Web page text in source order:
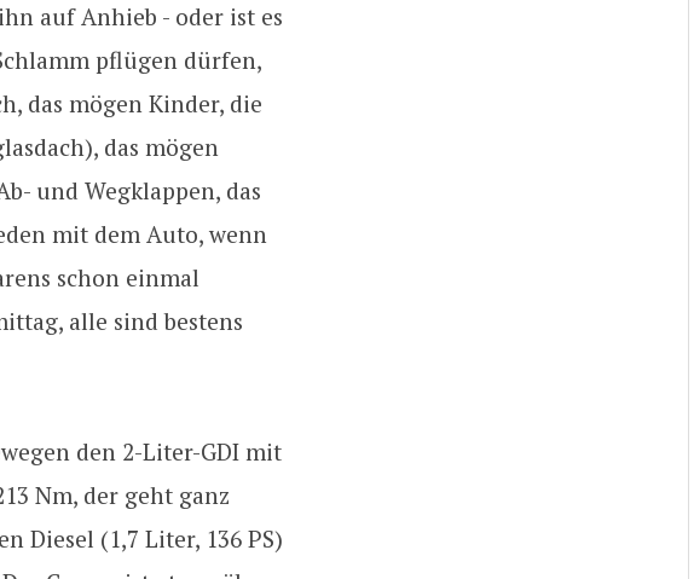
auf Anhieb - oder ist es
pflügen dürfen,
das mögen Kinder, die
das mögen
und Wegklappen, das
mit dem Auto, wenn
schon einmal
alle sind bestens
den 2-Liter-GDI mit
Nm, der geht ganz
Diesel (1,7 Liter, 136 PS)